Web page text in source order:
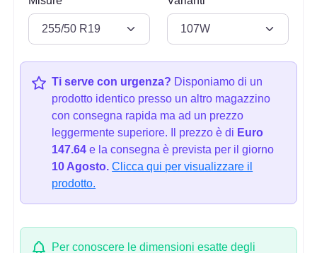
Ti serve con urgenza? Disponiamo di un
prodotto identico presso un altro magazzino
con consegna rapida ma ad un prezzo
leggermente superiore. Il prezzo è di Euro
147.64 e la consegna è prevista per il giorno
10 Agosto. Clicca qui per visualizzare il
prodotto.
Per conoscere le dimensioni esatte degli